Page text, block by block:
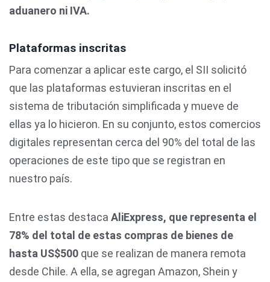
aduanero ni IVA.
Plataformas inscritas
Para comenzar a aplicar este cargo, el SII solicitó
que las plataformas estuvieran inscritas en el
sistema de tributación simplificada y mueve de
ellas ya lo hicieron. En su conjunto, estos comercios
digitales representan cerca del 90% del total de las
operaciones de este tipo que se registran en
nuestro país.
Entre estas destaca AliExpress, que representa el
78% del total de estas compras de bienes de
hasta US$500 que se realizan de manera remota
desde Chile. A ella, se agregan Amazon, Shein y